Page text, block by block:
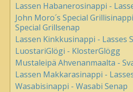
Lassen Habanerosinappi -
John Moro´s Special
Special Grillsenap
Lassen Kinkkusinappi - Lasses
LuostariGlögi - KlosterGlögg
Mustaleipä Ahvenanmaalta -
Lassen Makkarasinappi -
Wasabisinappi - Wasabi Senap